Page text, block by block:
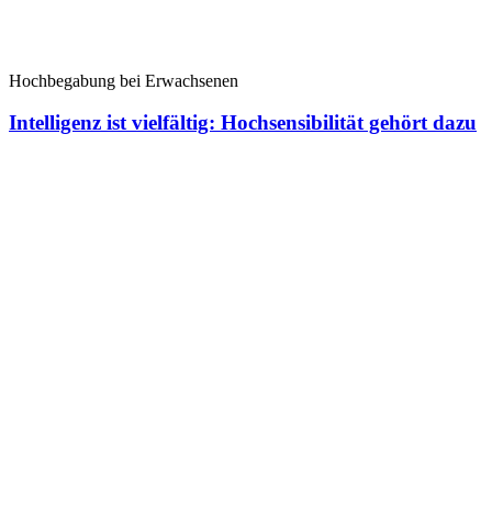
Hochbegabung bei Erwachsenen
Intelligenz ist vielfältig: Hochsensibilität gehört dazu